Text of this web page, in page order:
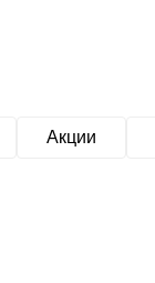
Акции